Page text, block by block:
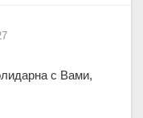
с Вами,